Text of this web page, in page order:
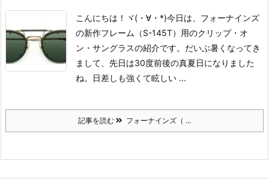
こんにちは！ヾ(・∀・*)今日は、フォーナインズ
の新作フレーム（S-145T）用のクリップ・オ
ン・サングラスの紹介です。 だいぶ暑くなってき
まして、先日は30度前後の真夏日になりました
ね。日差しも強くて眩しい ...
記事を読む フォーナインズ（ ...